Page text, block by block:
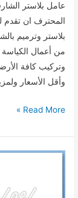
عامل بلاستر
المحترف ان تقدم
بلاستر وترميم
من أعمال الكياسة
وتركيب كافة
وأقل الأسعار
عامل
الشارقة
(عامل
Read More »